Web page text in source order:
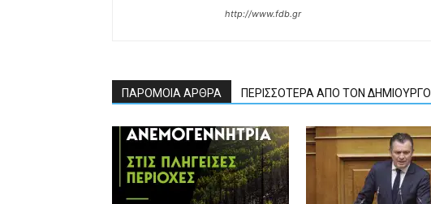
http://www.fdb.gr
ΠΑΡΟΜΟΙΑ ΑΡΘΡΑ ΠΕΡΙΣΣΟΤΕΡΑ ΑΠΟ ΤΟΝ ΔΗΜΙΟΥΡΓΟ